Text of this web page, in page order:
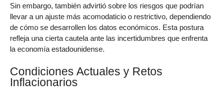
Sin embargo, también advirtió sobre los riesgos que podrían
llevar a un ajuste más acomodaticio o restrictivo, dependiendo
de cómo se desarrollen los datos económicos. Esta postura
refleja una cierta cautela ante las incertidumbres que enfrenta
la economía estadounidense.
Condiciones Actuales y Retos
Inflacionarios